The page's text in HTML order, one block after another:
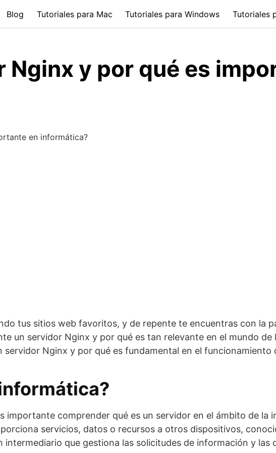
Blog Tutoriales para Mac Tutoriales para Windows Tutoriales
Nginx y por qué es
en informática?
tus sitios web favoritos, y de repente te encuentras con la
un servidor Nginx y por qué es tan relevante en el mundo
servidor Nginx y por qué es fundamental en el funcionamiento
comprender qué es un servidor en el ámbito de la
servicios, datos o recursos a otros dispositivos,
que gestiona las solicitudes de información y las